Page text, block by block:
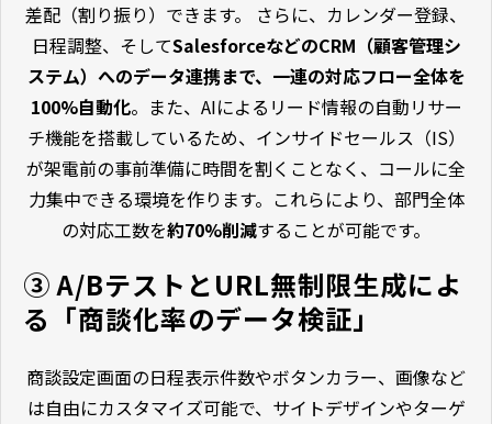
差配（割り振り）できます。 さらに、カレンダー登録、
日程調整、そしてSalesforceなどのCRM（顧客管理シ
ステム）へのデータ連携まで、一連の対応フロー全体を
100%自動化。また、AIによるリード情報の自動リサー
チ機能を搭載しているため、インサイドセールス（IS）
が架電前の事前準備に時間を割くことなく、コールに全
力集中できる環境を作ります。これらにより、部門全体
の対応工数を約70%削減することが可能です。
③ A/BテストとURL無制限生成によ
る「商談化率のデータ検証」
商談設定画面の日程表示件数やボタンカラー、画像など
は自由にカスタマイズ可能で、サイトデザインやターゲ